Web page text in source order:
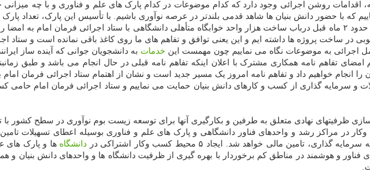
اقدامات روشن اجرائی وجود دارد که کدام موضوعات در کدام پارک های علم و فناوری و با چه
حضور دانش بنیان ها شاهد قدمی بلندتر در عرصه نوآوری باشیم. با تأسیس این پارک، تعداد پارک های علم و فناوری به ۶۰
در ساخت پروژه ها داشته ایم و این یعنی توافق و تفاهم های ما روی کاغذ باقی نمانده است و ستاد
اجرائی به موضوعات نگاه می نماییم چون مهمست این خدمات به دانشجویان جوانی که آینده ساز
تفاهم نامه همکاری مشترک با اعلان اینکه تفاهم نامه قبلی در حال انجام می باشد و طبق
و سرمایه گذاری از کسب و کارهای دانش بنیان حمایت می نماییم و ستاد اجرائی فرمان امام حامی
سازی ظرفیتهای نهادی متعلق به طرفین و بکارگیری آنها برای توسعه زیست بوم نوآوری در سطح کشور
نامه ۱۰ هزار طرح کسب وکار در مراکز رشد و واحدهای فناور دانشگاهی و پارک های علم و فناوری بوسیله
تامین مالی خواهد شد. ایجاد ۵ محیط کسب وکار اشتراکی در
دانشگاه ها و پارک های
فناور و هوشمند در مناطق کم برخوردار با بهره گیری از ظرفیت دانشگاه ها و واحدهای دانش بنیان و